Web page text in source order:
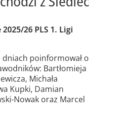
26 PLS 1. Ligi
poinformował o
Bartłomieja
Michała
Kupki, Damian
Nowak oraz Marcel